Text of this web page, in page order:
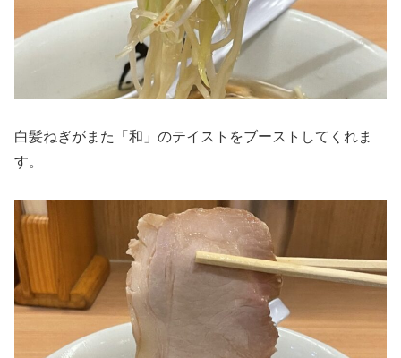
白髪ねぎがまた「和」のテイストをブーストしてくれま
す。